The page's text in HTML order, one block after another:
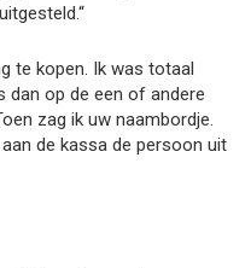
te kopen. Ik was totaal
dan op de een of andere
zag ik uw naambordje.
de kassa de persoon uit